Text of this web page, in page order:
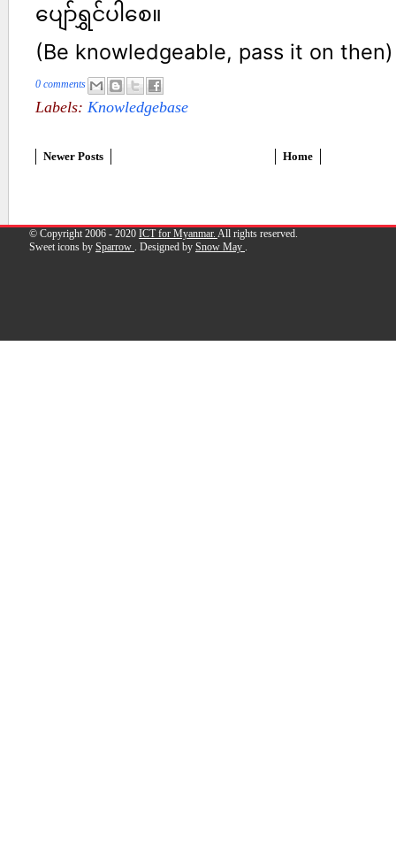
ပျော်ရွှင်ပါစေ။
(Be knowledgeable, pass it on then)
0 comments
Labels: Knowledgebase
Newer Posts Home
© Copyright 2006 - 2020 ICT for Myanmar. All rights reserved.
Sweet icons by Sparrow . Designed by Snow May .